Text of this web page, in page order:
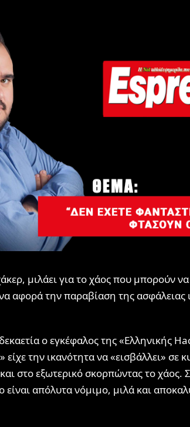
μιλάει για το χάος που μπορούν
αφορά την παραβίαση της ασφάλειας
ο εγκέφαλος της «Ελληνικής
την ικανότητα να «εισβάλλει» σε
και στο εξωτερικό σκορπώντας το
είναι απόλυτα νόμιμο, μιλά και